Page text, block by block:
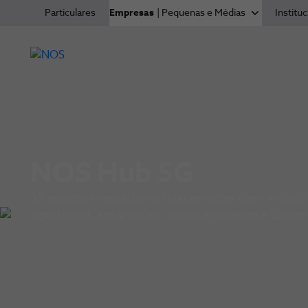
Particulares Empresas | Pequenas e Médias